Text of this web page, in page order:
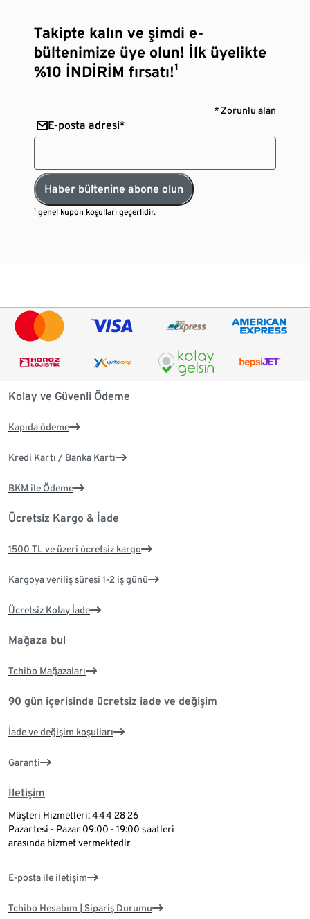
Takipte kalın ve şimdi e-
bültenimize üye olun! İlk üyelikte
%10 İNDİRİM fırsatı!¹
* Zorunlu alan
E-posta adresi*
Haber bültenine abone olun
¹genel kupon koşulları geçerlidir.
Kolay ve Güvenli Ödeme
Kapıda ödeme
Kredi Kartı / Banka Kartı
BKM ile Ödeme
Ücretsiz Kargo & İade
1500 TL ve üzeri ücretsiz kargo
Kargoya veriliş süresi 1-2 iş günü
Ücretsiz Kolay İade
Mağaza bul
Tchibo Mağazaları
90 gün içerisinde ücretsiz iade ve değişim
İade ve değişim koşulları
Garanti
İletişim
Müşteri Hizmetleri: 444 28 26
Pazartesi - Pazar 09:00 - 19:00 saatleri
arasında hizmet vermektedir
E-posta ile iletişim
Tchibo Hesabım | Sipariş Durumu